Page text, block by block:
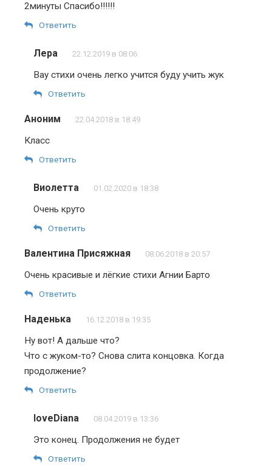
2минуты Спасибо!!!!!!
Ответить
Лера 22.12.2019 в 08:06
Вау стихи очень легко учится буду учить жук
Ответить
Аноним 22.04.2018 в 18:49
Класс
Ответить
Виолетта 01.02.2020 в 18:38
Очень круто
Ответить
Валентина Присяжная 08.06.2018 в 20:57
Очень красивые и лёгкие стихи Агнии Барто
Ответить
Наденька 16.12.2018 в 19:35
Ну вот! А дальше что?
Что с жуком-то? Снова слита концовка. Когда
продолжение?
Ответить
loveDiana 08.04.2019 в 13:36
Это конец. Продолжения не будет
Ответить